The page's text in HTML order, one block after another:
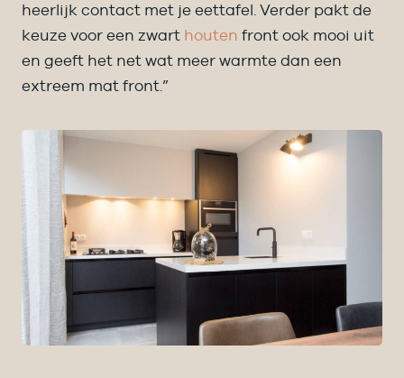
heerlijk contact met je eettafel. Verder pakt de
keuze voor een zwart houten front ook mooi uit
en geeft het net wat meer warmte dan een
extreem mat front.”